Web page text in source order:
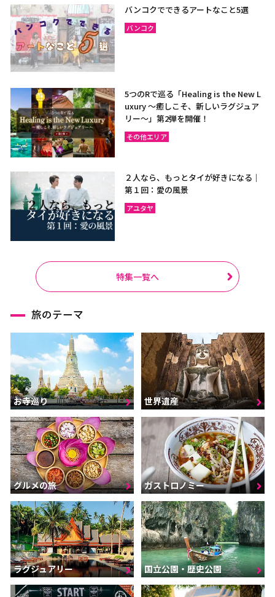
バンコクでできるアートなこと5選
バンコク
5つのRで巡る「Healing is the New L
uxury ～癒しこそ、新しいラグジュア
リー〜」第2弾を開催！
その他エリア
２人なら、もっとタイが好きになる｜
第１回：愛の風景
アユタヤ
特集一覧へ
旅のテーマ
お寺巡り 世界遺産
グルメの旅 ガストロノミー
ラグジュアリー 国立公園・歴史公園